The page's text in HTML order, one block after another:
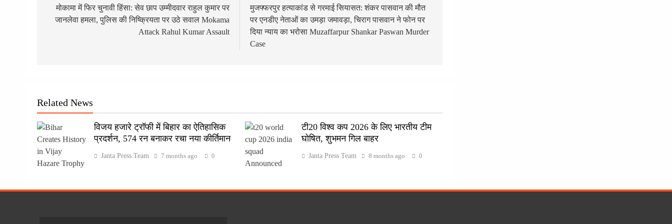
navigation
मोकामा में फिर चुनावी हिंसा: सेव छाप उम्मीदवार राहुल कुमार पर
जानलेवा हमला, पुलिस की निष्क्रियता पर उठे सवाल Mokama
Attack Rahul Kumar Assault
मुजफ्फरपुर हत्याकांड से गरमाई सियासत: शंकर पासवान की मौत
पर एनडीए नेताओं का उमड़ा जमावड़ा, चिराग पासवान ने फोन पर
दिया न्याय का भरोसा Muzaffarpur Shankar Paswan Murder
Case
Related News
विजय हजारे ट्रॉफी में बिहार का ऐतिहासिक
प्रदर्शन, 574 रन बनाकर रचा नया कीर्तिमान
Janta Press Team 7 months ago 0
टी20 विश्व कप 2026 के लिए भारतीय टीम
घोषित, शुभमन गिल बाहर
Janta Press Team 8 months ago 0